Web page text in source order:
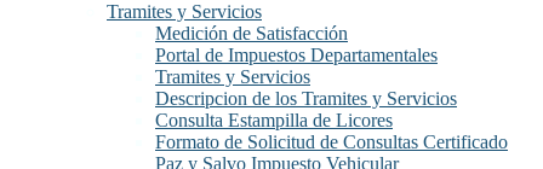
Tramites y Servicios
Medición de Satisfacción
Portal de Impuestos Departamentales
Tramites y Servicios
Descripcion de los Tramites y Servicios
Consulta Estampilla de Licores
Formato de Solicitud de Consultas Certificado
Paz y Salvo Impuesto Vehicular